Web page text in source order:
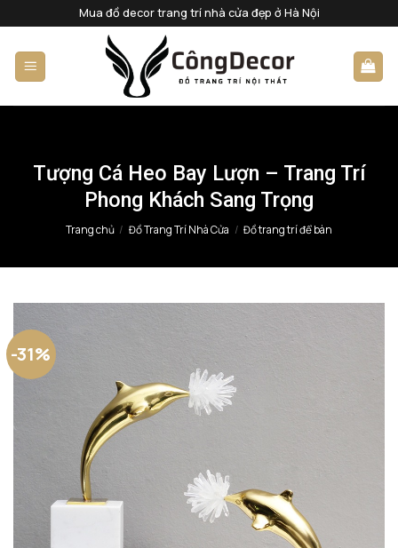
qua
nội
dung
Mua đồ decor trang trí nhà cửa đẹp ở Hà Nội
Tượng Cá Heo Bay Lượn – Trang Trí
Phong Khách Sang Trọng
Trang chủ / Đồ Trang Trí Nhà Cửa / Đồ trang trí để bàn
-31%